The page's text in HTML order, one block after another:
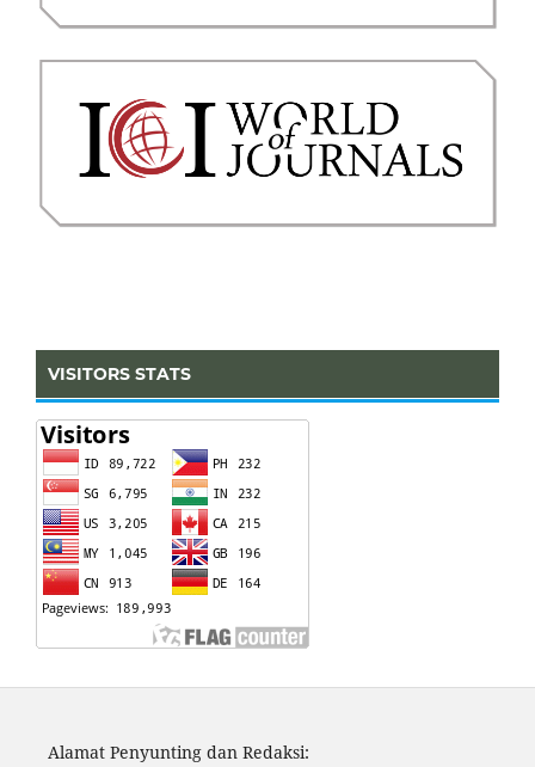
VISITORS STATS
Alamat Penyunting dan Redaksi: